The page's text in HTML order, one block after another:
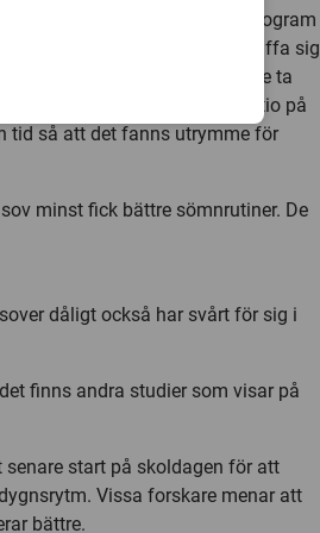
genomförde därför ett program
att hjälpa ungdomarna att skaffa sig
om enkla saker som att inte ta
svara på sms efter klockan tio på
tid så att det fanns utrymme för
minst fick bättre sömnrutiner. De
dåligt också har svårt för sig i
finns andra studier som visar på
start på skoldagen för att
Vissa forskare menar att
bättre.